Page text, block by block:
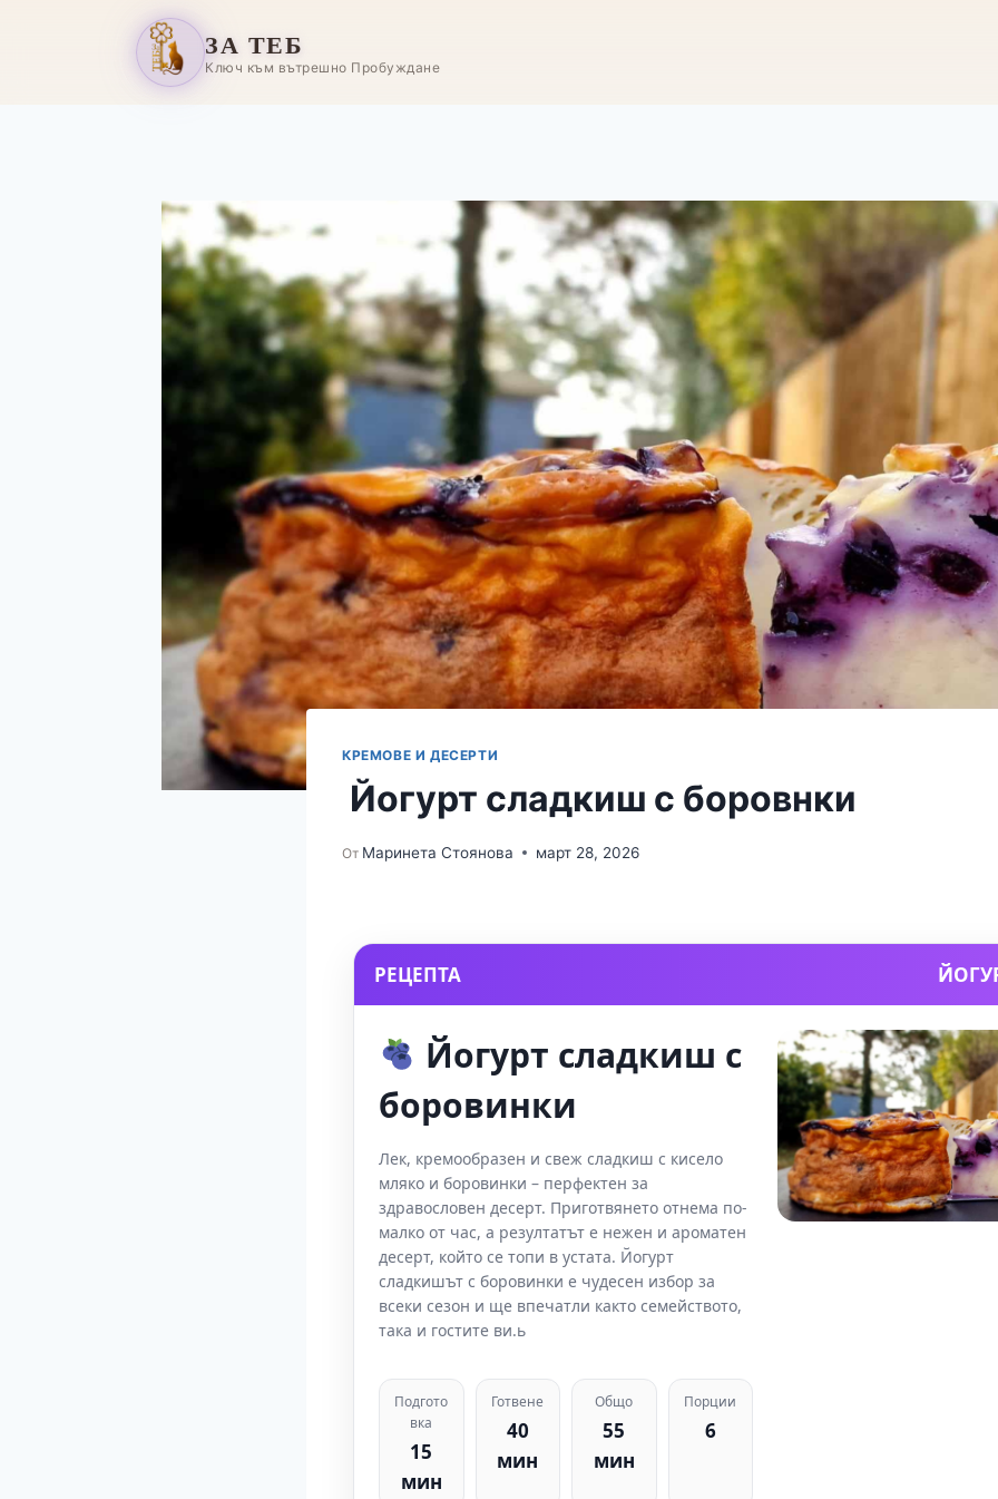
ЗА ТЕБ
Ключ към вътрешно Пробуждане
КРЕМОВЕ И ДЕСЕРТИ
Йогурт сладкиш с боровнки
От Маринета Стоянова март 28, 2026
РЕЦЕПТА
Йогурт сладкиш с
боровинки
Лек, кремообразен и свеж сладкиш с кисело
мляко и боровинки – перфектен за
здравословен десерт. Приготвянето отнема по-
малко от час, а резултатът е нежен и ароматен
десерт, който се топи в устата. Йогурт
сладкишът с боровинки е чудесен избор за
всеки сезон и ще впечатли както семейството,
така и гостите ви.ь
Подгото
вка
15
мин
Готвене
40
мин
Общо
55
мин
Порции
6